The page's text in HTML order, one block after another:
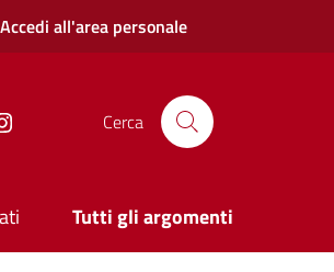
Accedi all'area personale
Cerca
Tutti gli argomenti